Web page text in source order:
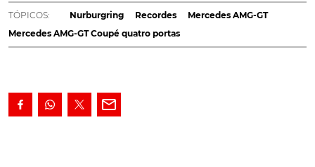
Nurburgring
. Existem, por isso, imensas categorias, e a
mais rápido da pista.
O Mercedes-AMG GT
valores andam muito perto dos valores conquistados
pelo Ferrari Enzo (7:25.21) e do Lamborghini Aventador
TÓPICOS: Nurburgring Recordes
Mercedes AMG-GT
Mercedes AMG-GT Coupé quatro portas